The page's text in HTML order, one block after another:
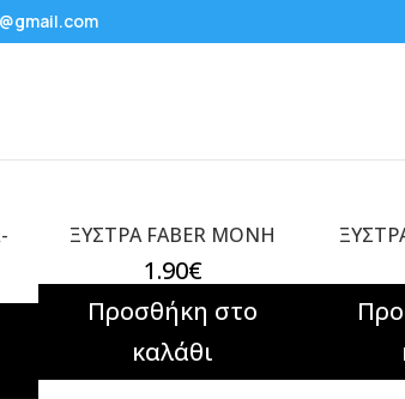
ΞΥΣΤΡΑ FABER MONH
1.90€
Προσθήκη στο
καλάθι